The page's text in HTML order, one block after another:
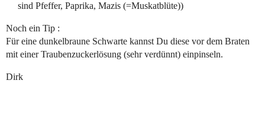
sind Pfeffer, Paprika, Mazis (=Muskatblüte))
Noch ein Tip :
Für eine dunkelbraune Schwarte kannst Du diese vor dem Braten
mit einer Traubenzuckerlösung (sehr verdünnt) einpinseln.
Dirk